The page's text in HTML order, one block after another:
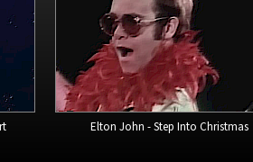
Elton John - Step Into Christmas